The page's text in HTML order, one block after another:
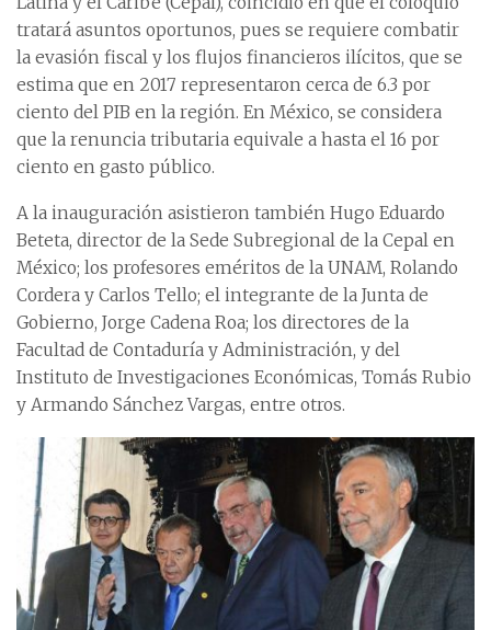
tratará asuntos oportunos, pues se requiere combatir
la evasión fiscal y los flujos financieros ilícitos, que se
estima que en 2017 representaron cerca de 6.3 por
ciento del PIB en la región. En México, se considera
que la renuncia tributaria equivale a hasta el 16 por
ciento en gasto público.
A la inauguración asistieron también Hugo Eduardo
Beteta, director de la Sede Subregional de la Cepal en
México; los profesores eméritos de la UNAM, Rolando
Cordera y Carlos Tello; el integrante de la Junta de
Gobierno, Jorge Cadena Roa; los directores de la
Facultad de Contaduría y Administración, y del
Instituto de Investigaciones Económicas, Tomás Rubio
y Armando Sánchez Vargas, entre otros.